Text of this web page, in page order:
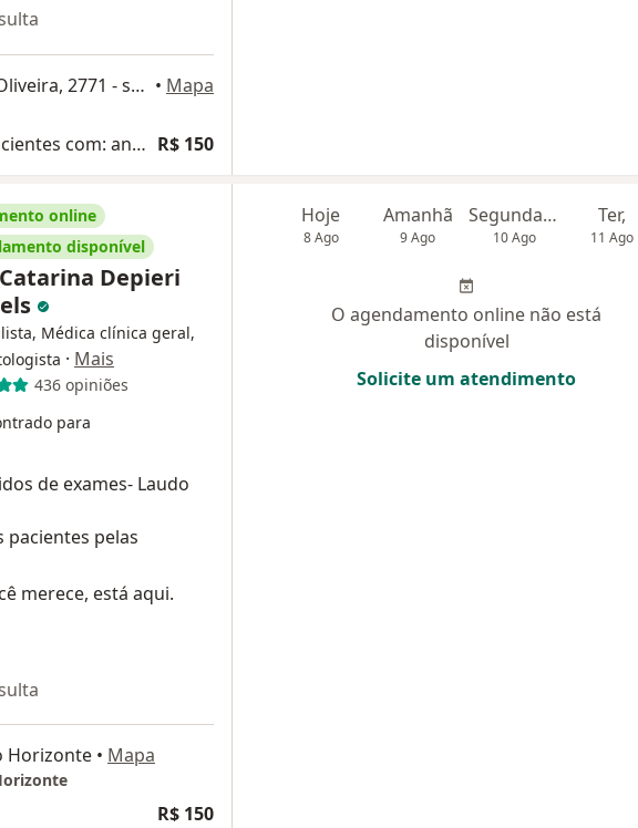
Avenida João César de Oliveira, 2771 - sala 113, Contagem • Mapa
Acompanhamento a pacientes com: ansiedade,depressão, fobias e traumas psicológicos R$ 150
online
disponível
Depieri
Médica clínica geral,
· Mais
436 opiniões
para
de exames- Laudo
pacientes pelas
merece, está aqui.
Horizonte • Mapa
R$ 150
Hoje
8 Ago
Amanhã
9 Ago
Segunda-feira
10 Ago
Ter,
11 Ago
O agendamento online não está
disponível
Solicite um atendimento